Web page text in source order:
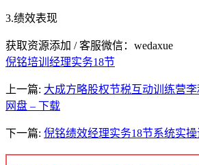
3.绩效表现
获取资源添加 / 客服微信：wedaxue
倪铭培训经理实务18节
上一篇: 大成方略股权节税互动训练营
网盘 – 下载
下一篇: 倪铭绩效经理实务18节系统实